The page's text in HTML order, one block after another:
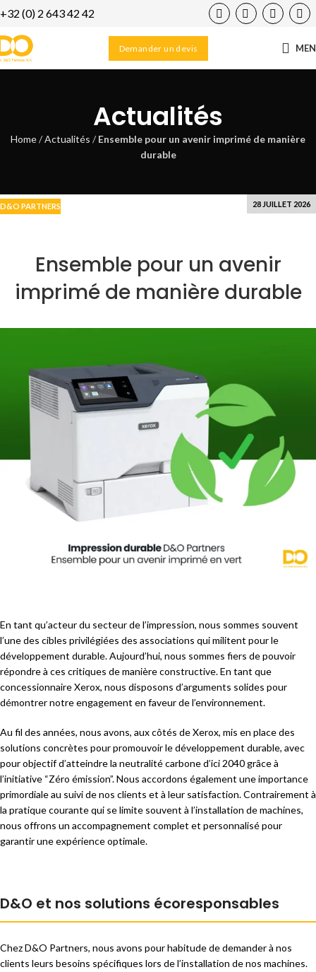
+32 (0) 2 643 42 42
Demander un devis
Actualités
Home/Actualités / Ensemble pour un avenir imprimé de manière
durable
D&O PARTNERS
Ensemble pour un avenir
imprimé de manière durable
28 JUILLET 2026
17
SEP
En tant qu’acteur du secteur de l’impression, nous sommes souvent
l’une des cibles privilégiées des associations qui militent pour le
développement durable. Aujourd’hui, nous sommes fiers de pouvoir
répondre à ces critiques de manière constructive. En tant que
concessionnaire Xerox, nous disposons d’arguments solides pour
démontrer notre engagement en faveur de l’environnement.
Au fil des années, nous avons, aux côtés de Xerox, mis en place des
solutions concrètes pour promouvoir le développement durable, avec
pour objectif d’atteindre la neutralité carbone d’ici 2040 grâce à
l’initiative “Zéro émission”. Nous accordons également une importance
primordiale au suivi de nos clients et à leur satisfaction. Contrairement à
la pratique courante qui se limite souvent à l’installation de machines,
nous offrons un accompagnement complet et personnalisé pour
garantir une expérience optimale.
D&O et nos solutions écoresponsables
Chez D&O Partners, nous avons pour habitude de demander à nos
clients leurs besoins spécifiques lors de l’installation de nos machines.